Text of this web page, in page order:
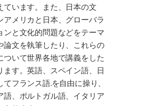
ています。また、日本の文
アメリカと日本、グローバラ
ンと文化的問題などをテーマ
論文を執筆したり、これらの
ついて世界各地で講義をした
ます。英語、スペイン語、日
てフランス語.を自由に操り、
語、ポルトガル語、イタリア